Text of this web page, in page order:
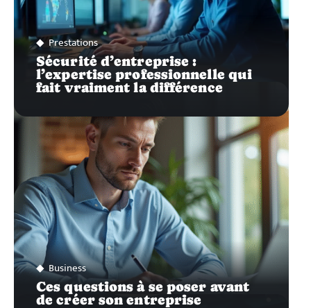
Prestations
Sécurité d’entreprise :
l’expertise professionnelle qui
fait vraiment la différence
Business
Ces questions à se poser avant
de créer son entreprise